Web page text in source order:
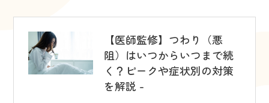
【医師監修】つわり（悪
阻）はいつからいつまで続
く？ピークや症状別の対策
を解説 -